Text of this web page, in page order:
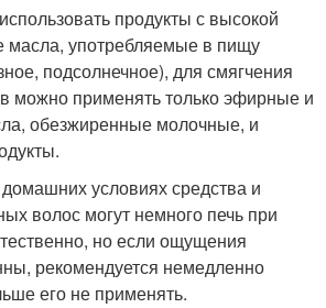
продукты с высокой
масла, употребляемые в пищу
подсолнечное), для смягчения
можно применять только эфирные и
обезжиренные молочные, и
условиях средства и
волос могут немного печь при
но если ощущения
рекомендуется немедленно
его не применять.